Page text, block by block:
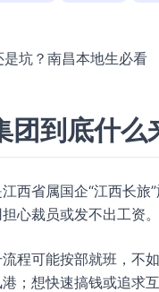
坑？南昌本地生必看
团到底什么
西省属国企“江西长旅
心裁员或发不出工资。
程可能按部就班，不
；想快速搞钱或追求